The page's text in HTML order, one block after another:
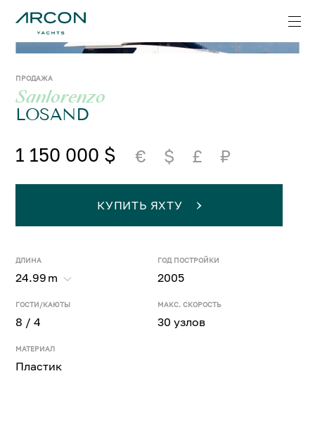
ПРОДАЖА
Sanlorenzo
LOSAND
1 150 000 $ € $ £ ₽
ДЛИНА
24.99 m
ГОД ПОСТРОЙКИ
2005
ГОСТИ/КАЮТЫ
8 / 4
МАКС. СКОРОСТЬ
30 узлов
МАТЕРИАЛ
Пластик
КУПИТЬ ЯХТУ